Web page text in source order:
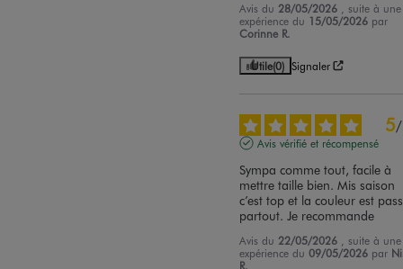
Avis du 28/05/2026
, suite à une
expérience du 15/05/2026 par
Corinne R.
Utile(0) Signaler
5/
Avis vérifié et récompensé
Sympa comme tout, facile à
mettre taille bien. Mis saison
c’est top et la couleur est
partout. Je recommande
Avis du 22/05/2026
, suite à une
expérience du09/05/2026 par
R.